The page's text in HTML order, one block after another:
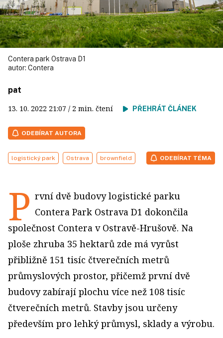
Contera park Ostrava D1
autor: Contera
pat
13. 10. 2022 21:07 / 2 min. čtení PŘEHRÁT ČLÁNEK
ODEBÍRAT AUTORA
logistický park Ostrava brownfield ODEBÍRAT TÉMA
P rvní dvě budovy logistické parku
Contera Park Ostrava D1 dokončila
společnost Contera v Ostravě-Hrušově. Na
ploše zhruba 35 hektarů zde má vyrůst
přibližně 151 tisíc čtverečních metrů
průmyslových prostor, přičemž první dvě
budovy zabírají plochu více než 108 tisíc
čtverečních metrů. Stavby jsou určeny
především pro lehký průmysl, sklady a výrobu.